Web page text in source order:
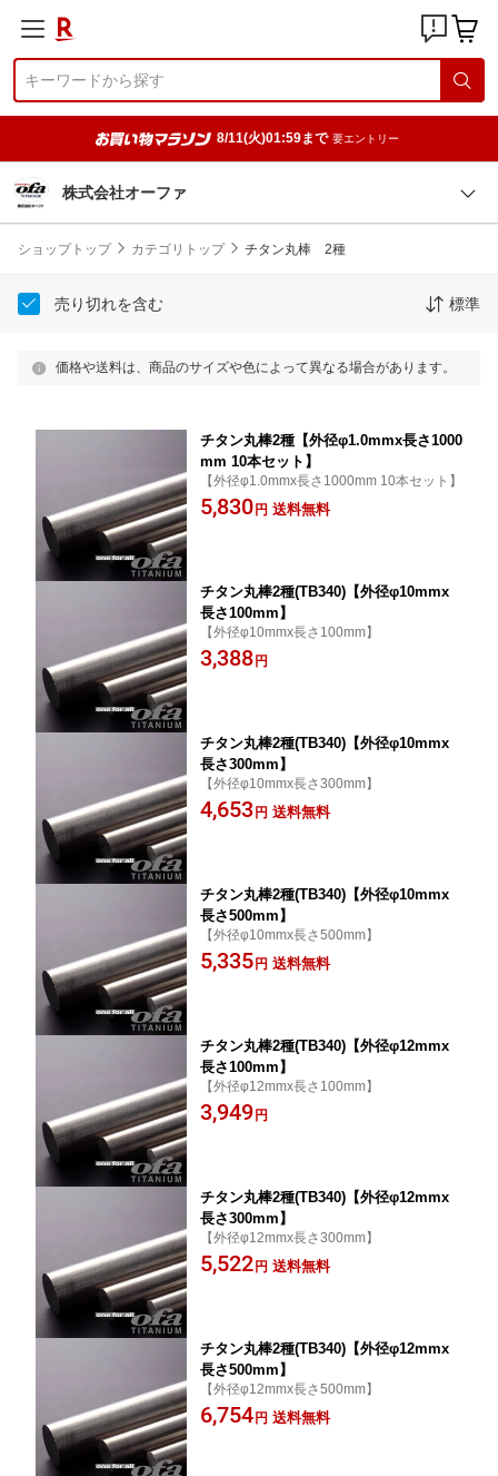
8/11(火)01:59まで 要エントリー
株式会社オーファ
ショップトップ カテゴリトップ チタン丸棒 2種
売り切れを含む 標準
価格や送料は、商品のサイズや色によって異なる場合があります。
チタン丸棒2種【外径φ1.0mmx長さ1000
mm 10本セット】
【外径φ1.0mmx長さ1000mm 10本セット】
5,830 円 送料無料
チタン丸棒2種(TB340)【外径φ10mmx
長さ100mm】
【外径φ10mmx長さ100mm】
3,388 円
チタン丸棒2種(TB340)【外径φ10mmx
長さ300mm】
【外径φ10mmx長さ300mm】
4,653 円 送料無料
チタン丸棒2種(TB340)【外径φ10mmx
長さ500mm】
【外径φ10mmx長さ500mm】
5,335 円 送料無料
チタン丸棒2種(TB340)【外径φ12mmx
長さ100mm】
【外径φ12mmx長さ100mm】
3,949 円
チタン丸棒2種(TB340)【外径φ12mmx
長さ300mm】
【外径φ12mmx長さ300mm】
5,522 円 送料無料
チタン丸棒2種(TB340)【外径φ12mmx
長さ500mm】
【外径φ12mmx長さ500mm】
6,754 円 送料無料